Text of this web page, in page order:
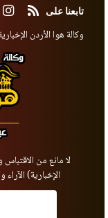
تابعنا على
وكالة هوا الأردن
لا مانع من
الإخبارية)